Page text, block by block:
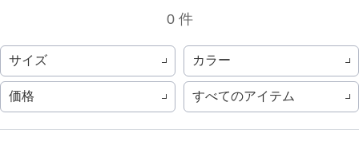
0 件
サイズ カラー
価格 すべてのアイテム